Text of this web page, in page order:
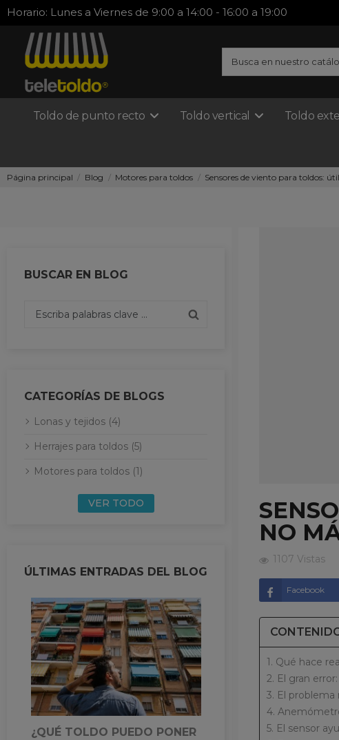
Horario: Lunes a Viernes de 9:00 a 14:00 - 16:00 a 19:00
Toldo de punto recto Toldo vertical Toldo
Página principal Blog Motores para toldos Sensores de viento para toldos:
BUSCAR EN BLOG
CATEGORÍAS DE BLOGS
Lonas y tejidos (4)
Herrajes para toldos (5)
Motores para toldos (1)
VER TODO
ÚLTIMAS ENTRADAS DEL BLOG
¿QUÉ TOLDO PUEDO PONER
REPARACIONES DE
CON RIESGO:
CONVIENE MIRAR
RESPETO
395 visitas
Aquí la dificultad de
NO
1107 Vistas
Facebook
1. Qué hace
2. El gran
3. El
4.
5. El sensor